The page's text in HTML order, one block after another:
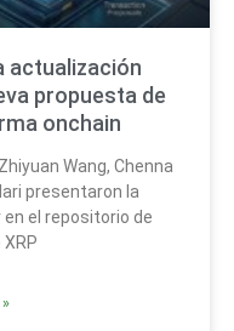
actualización
propuesta de
onchain
Wang, Chenna
presentaron la
el repositorio de